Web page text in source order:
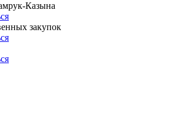
Казына
закупок